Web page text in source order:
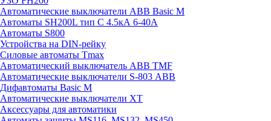
Автоматические выключатели ABB Basic M
Автоматы SH200L тип С 4.5кА 6-40А
Автоматы S800
Устройства на DIN-рейку
Силовые автоматы Tmax
Автоматический выключатель ABB TMF
Автоматические выключатели S-803 АВВ
Дифавтоматы Basic M
Автоматические выключатели XT
Аксессуары для автоматики